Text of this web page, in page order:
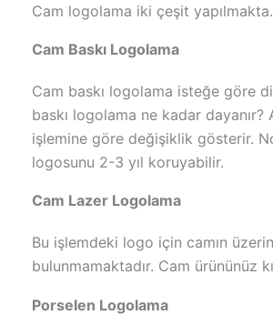
Cam logolama iki çeşit
Cam Baskı Logolama
Cam baskı logolama isteğe göre
baskı logolama ne kadar
işlemine göre değişiklik gösterir.
logosunu 2-3 yıl koruyabilir.
Cam Lazer Logolama
Bu işlemdeki logo için camın
bulunmamaktadır. Cam ürününüz
Porselen Logolama